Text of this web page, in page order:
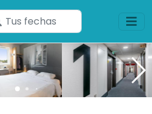
Ingresa
tus
fechas